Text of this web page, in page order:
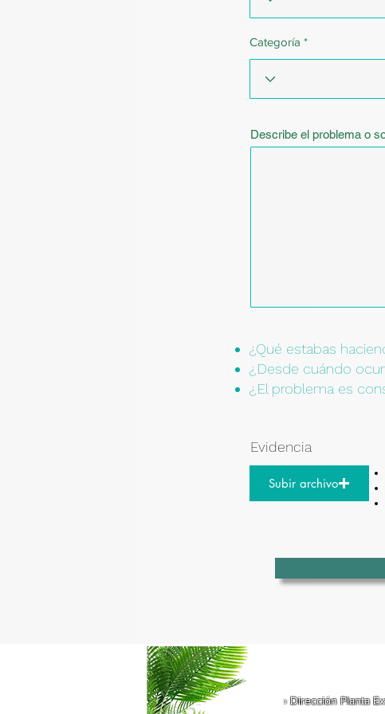
Categoría
Describe el problema o
¿Qué estabas
¿Desde cuándo
¿El problema es
Evidencia
Subir archivo
› Dirección Planta